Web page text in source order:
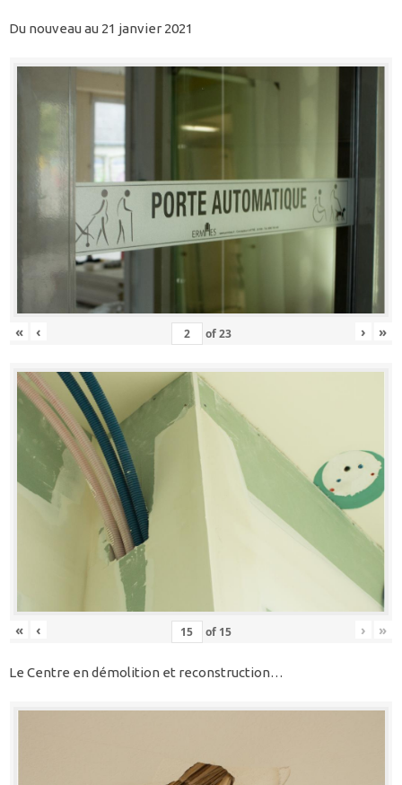
Du nouveau au 21 janvier 2021
« ‹ of23 › »
« ‹ of 15 › »
Le Centre en démolition et reconstruction…